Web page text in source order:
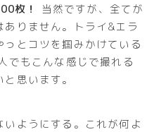
枚！
当然ですが、全てが
ありません。トライ&エラ
とコツを掴みかけている
でもこんな感じで撮れる
思います。
ようにする。これが何よ